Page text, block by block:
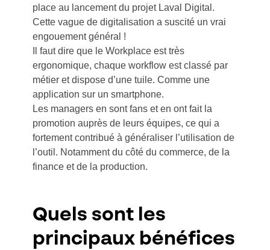
place au lancement du projet Laval Digital.
Cette vague de digitalisation a suscité un vrai
engouement général !
Il faut dire que le Workplace est très
ergonomique, chaque workflow est classé par
métier et dispose d’une tuile. Comme une
application sur un smartphone.
Les managers en sont fans et en ont fait la
promotion auprès de leurs équipes, ce qui a
fortement contribué à généraliser l’utilisation de
l’outil. Notamment du côté du commerce, de la
finance et de la production.
Quels sont les
principaux bénéfices